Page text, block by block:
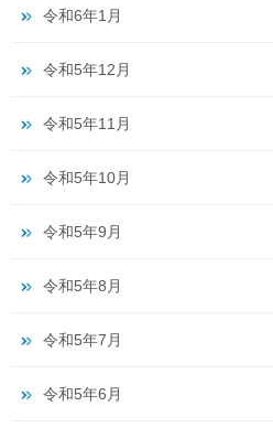
令和6年1月
令和5年12月
令和5年11月
令和5年10月
令和5年9月
令和5年8月
令和5年7月
令和5年6月